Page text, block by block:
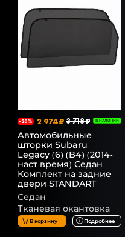
-20% 2 974 ₽ 3 718 ₽ В НАЛИЧИИ
Автомобильные
шторки Subaru
Legacy (6) (B4) (2014-
наст.время) Седан
Комплект на задние
двери STANDART
Седан
Тканевая окантовка
В корзину Подробнее